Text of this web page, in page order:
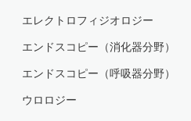
エレクトロフィジオロジー
エンドスコピー（消化器分野）
エンドスコピー（呼吸器分野）
ウロロジー